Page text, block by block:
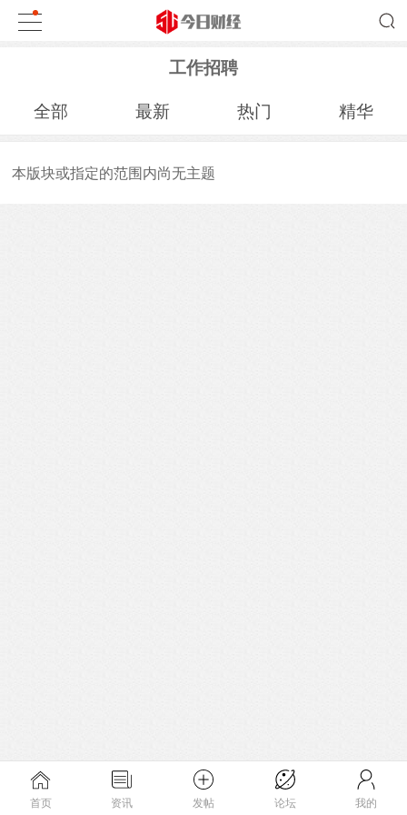
工作招聘
全部 最新 热门 精华
本版块或指定的范围内尚无主题
首页 资讯 发帖 论坛 我的